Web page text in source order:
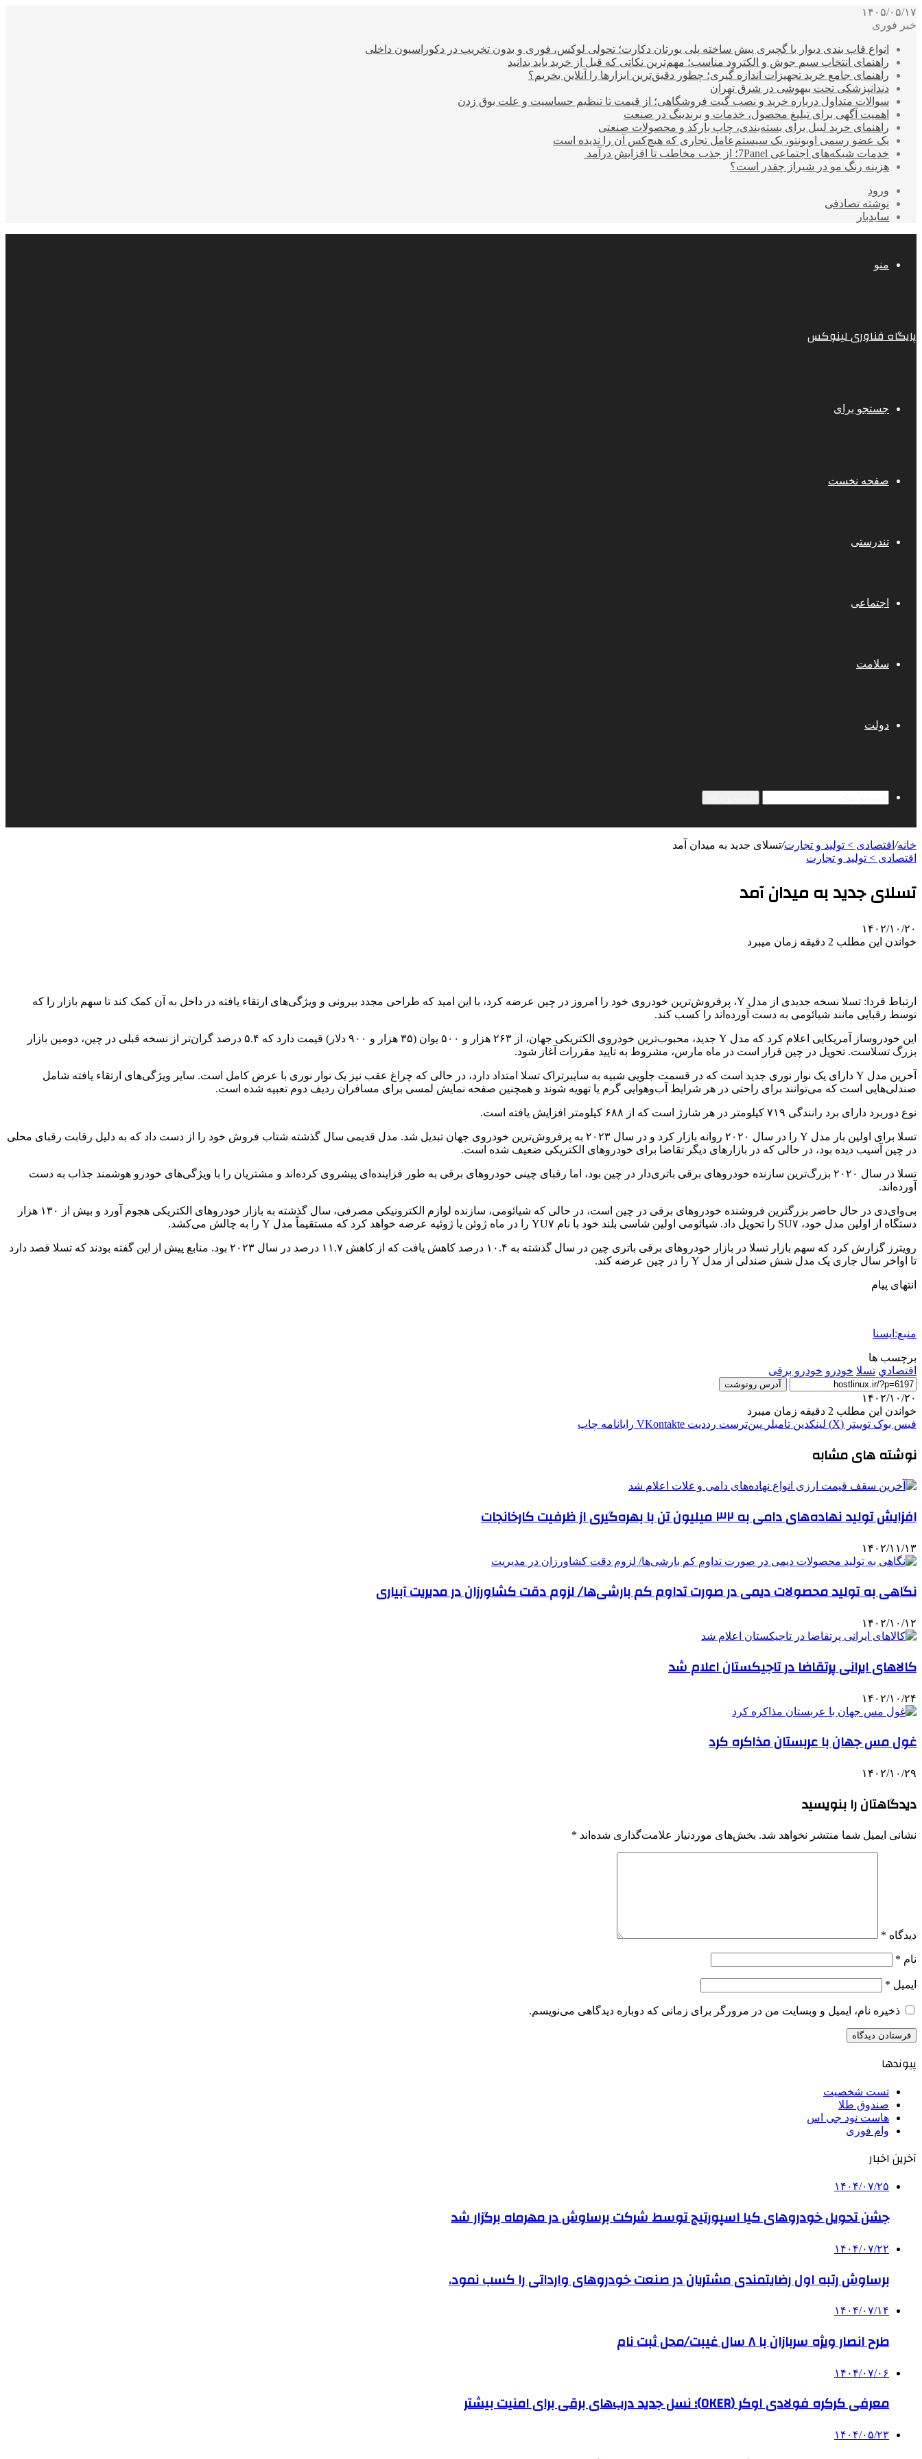
۱۴۰۵/۰۵/۱۷
خبر فوری
انواع قاب بندی دیوار با گچبری پیش ساخته پلی یورتان دکارت؛ تحولی لوکس، فوری و بدون تخریب در دکوراسیون داخلی
راهنمای انتخاب سیم جوش و الکترود مناسب؛ مهم‌ترین نکاتی که قبل از خرید باید بدانید
راهنمای جامع خرید تجهیزات اندازه گیری؛ چطور دقیق‌ترین ابزارها را آنلاین بخریم؟
دندانپزشکی تحت بیهوشی در شرق تهران
سوالات متداول درباره خرید و نصب گیت فروشگاهی؛ از قیمت تا تنظیم حساسیت و علت بوق زدن
اهمیت آگهی برای تبلیغ محصول، خدمات و برندینگ در صنعت
راهنمای خرید لیبل برای بسته‌بندی، چاپ بارکد و محصولات صنعتی
یک عضو رسمی اوبونتو، یک سیستم‌عامل تجاری که هیچ‌کس آن را ندیده است
خدمات شبکه‌های اجتماعی 7Panel؛ از جذب مخاطب تا افزایش درآمد
هزینه رنگ مو در شیراز چقدر است؟
ورود
نوشته تصادفی
سایدبار
منو
پایگاه فناوری لینوکس
جستجو برای
صفحه نخست
تندرستی
اجتماعی
سلامت
دولت
خانه/ اقتصادی > تولید و تجارت/تسلای جدید به میدان آمد
اقتصادی > تولید و تجارت
تسلای جدید به میدان آمد
۱۴۰۲/۱۰/۲۰
خواندن این مطلب 2 دقیقه زمان میبرد
ارتباط فردا: تسلا نسخه جدیدی از مدل Y، پرفروش‌ترین خودروی خود را امروز در چین عرضه کرد، با این امید که طراحی مجدد بیرونی و ویژگی‌های ارتقاء یافته در داخل به آن کمک کند تا سهم بازار را که
توسط رقبایی مانند شیائومی به دست آورده‌اند را کسب کند.
این خودروساز آمریکایی اعلام کرد که مدل Y جدید، محبوب‌ترین خودروی الکتریکی جهان، از ۲۶۳ هزار و ۵۰۰ یوان (۳۵ هزار و ۹۰۰ دلار) قیمت دارد که ۵.۴ درصد گران‌تر از نسخه قبلی در چین، دومین بازار
بزرگ تسلاست. تحویل در چین قرار است در ماه مارس، مشروط به تایید مقررات آغاز شود.
آخرین مدل Y دارای یک نوار نوری جدید است که در قسمت جلویی شبیه به سایبرتراک تسلا امتداد دارد، در حالی که چراغ عقب نیز یک نوار نوری با عرض کامل است. سایر ویژگی‌های ارتقاء یافته شامل
صندلی‌هایی است که می‌توانند برای راحتی در هر شرایط آب‌وهوایی گرم یا تهویه شوند و همچنین صفحه نمایش لمسی برای مسافران ردیف دوم تعبیه شده است.
نوع دوربرد دارای برد رانندگی ۷۱۹ کیلومتر در هر شارژ است که از ۶۸۸ کیلومتر افزایش یافته است.
تسلا برای اولین بار مدل Y را در سال ۲۰۲۰ روانه بازار کرد و در سال ۲۰۲۳ به پرفروش‌ترین خودروی جهان تبدیل شد. مدل قدیمی سال گذشته شتاب فروش خود را از دست داد که به دلیل رقابت رقبای محلی
در چین آسیب دیده بود، در حالی که در بازارهای دیگر تقاضا برای خودروهای الکتریکی ضعیف شده است.
تسلا در سال ۲۰۲۰ بزرگ‌ترین سازنده خودروهای برقی باتری‌دار در چین بود، اما رقبای چینی خودروهای برقی به طور فزاینده‌ای پیشروی کرده‌اند و مشتریان را با ویژگی‌های خودرو هوشمند جذاب به دست
آورده‌اند.
بی‌وای‌دی در حال حاضر بزرگترین فروشنده خودروهای برقی در چین است، در حالی که شیائومی، سازنده لوازم الکترونیکی مصرفی، سال گذشته به بازار خودروهای الکتریکی هجوم آورد و بیش از ۱۳۰ هزار
دستگاه از اولین مدل خود، SU۷ را تحویل داد. شیائومی اولین شاسی بلند خود با نام YU۷ را در ماه ژوئن یا ژوئیه عرضه خواهد کرد که مستقیماً مدل Y را به چالش می‌کشد.
رویترز گزارش کرد که سهم بازار تسلا در بازار خودروهای برقی باتری چین در سال گذشته به ۱۰.۴ درصد کاهش یافت که از کاهش ۱۱.۷ درصد در سال ۲۰۲۳ بود. منابع پیش از این گفته بودند که تسلا قصد دارد
تا اواخر سال جاری یک مدل شش صندلی از مدل Y را در چین عرضه کند.
انتهای پیام
منبع:ایسنا
برچسب ها
اقتصادي تسلا خودرو خودرو برقی
آدرس رونوشت
۱۴۰۲/۱۰/۲۰
خواندن این مطلب 2 دقیقه زمان میبرد
فیس بوک توییتر (X) لینکدین ‫تامبلر ‫پین‌ترست ‫رددیت ‫VKontakte رایانامه چاپ
نوشته های مشابه
افزایش تولید نهاده‌های دامی به ۳۲ میلیون تن با بهره‌گیری از ظرفیت کارخانجات
۱۴۰۲/۱۱/۱۳
نگاهی به تولید محصولات دیمی در صورت تداوم کم بارشی‌ها/ لزوم دقت کشاورزان در مدیریت آبیاری
۱۴۰۲/۱۰/۱۲
کالاهای ایرانی پرتقاضا در تاجیکستان اعلام شد
۱۴۰۲/۱۰/۲۴
غول مس جهان با عربستان مذاکره کرد
۱۴۰۲/۱۰/۲۹
دیدگاهتان را بنویسید
نشانی ایمیل شما منتشر نخواهد شد. بخش‌های موردنیاز علامت‌گذاری شده‌اند *
دیدگاه *
نام *
ایمیل *
ذخیره نام، ایمیل و وبسایت من در مرورگر برای زمانی که دوباره دیدگاهی می‌نویسم.
پیوندها
تست شخصیت
صندوق طلا
هاست نود جی اس
وام فوری
آخرین اخبار
۱۴۰۴/۰۷/۲۵
جشن تحویل خودروهای کیا اسپورتیج توسط شرکت برساوش در مهرماه برگزار شد
۱۴۰۴/۰۷/۲۲
برساوش رتبه اول رضایتمندی مشتریان در صنعت خودروهای وارداتی را کسب نمود.
۱۴۰۴/۰۷/۱۴
طرح انصار ویژه سربازان با ۸ سال غیبت/محل ثبت نام
۱۴۰۴/۰۷/۰۶
معرفی کرکره فولادی اوکر (OKER)؛ نسل جدید درب‌های برقی برای امنیت بیشتر
۱۴۰۴/۰۵/۲۳